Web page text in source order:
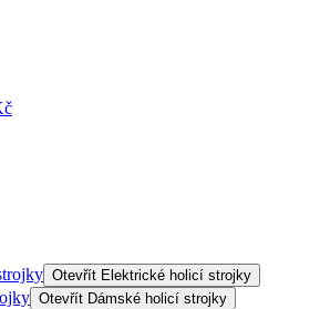
Otevřít Elektrické holicí strojky
Otevřít Dámské holicí strojky